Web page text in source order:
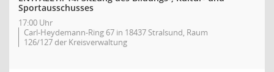
Sportausschusses
17:00 Uhr
Carl-Heydemann-Ring 67 in 18437 Stralsund, Raum
126/127 der Kreisverwaltung